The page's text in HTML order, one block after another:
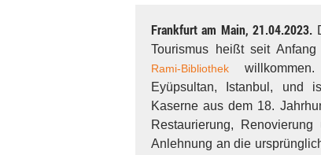
Frankfurt am Main, 21.04.2023.
Tourismus heißt seit
Rami-Bibliothek
Eyüpsultan, Istanbul, und
Kaserne aus dem 18.
Restaurierung,
Anlehnung an die